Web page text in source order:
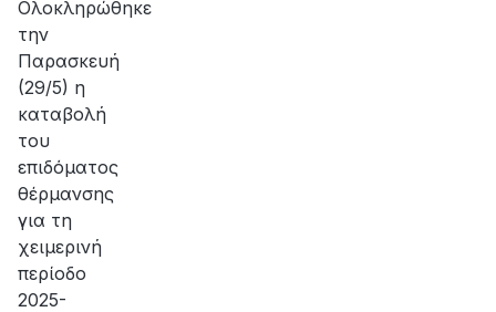
Ολοκληρώθηκε
την
Παρασκευή
(29/5) η
καταβολή
του
επιδόματος
θέρμανσης
για τη
χειμερινή
περίοδο
2025-